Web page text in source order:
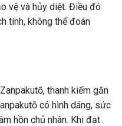
vệ và hủy diệt. Điều đó
tính, không thể đoán
thanh kiếm gắn
có hình dáng, sức
hồn chủ nhân. Khi đạt